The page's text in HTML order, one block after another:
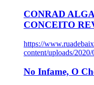
CONRAD
CONCEITO
https://
content/uploads/
No Infame, O